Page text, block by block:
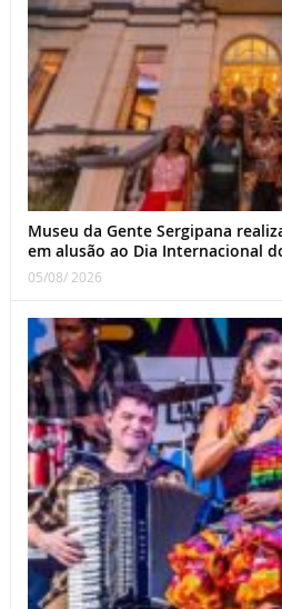
Museu da Gente Sergipana
em alusão ao Dia Internacional
05/08/ 2026